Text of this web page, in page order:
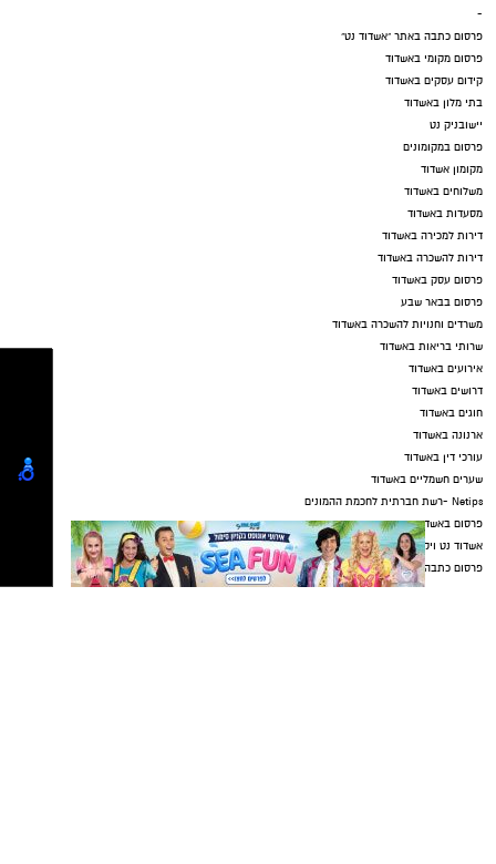
-
פרסום כתבה באתר "אשדוד נט"
פרסום מקומי באשדוד
קידום עסקים באשדוד
בתי מלון באשדוד
יישובניק נט
פרסום במקומונים
מקומון אשדוד
משלוחים באשדוד
מסעדות באשדוד
דירות למכירה באשדוד
דירות להשכרה באשדוד
פרסום עסק באשדוד
פרסום בבאר שבע
משרדים וחנויות להשכרה באשדוד
שרותי בריאות באשדוד
אירועים באשדוד
דרושים באשדוד
חוגים באשדוד
ארנונה באשדוד
עורכי דין באשדוד
שערים חשמליים באשדוד
Netips -רשת חברתית לחכמת ההמונים
פרסום באשדוד
אשדוד נט ויקיפדיה
פרסום כתבה שיווקית
עבודה באשדוד